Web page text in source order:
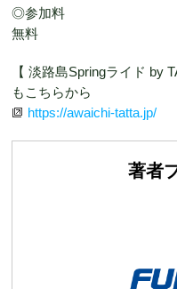
◎参加料
無料
【 淡路島Springライド by
もこちらから
https://awaichi-tatta.jp/
著者